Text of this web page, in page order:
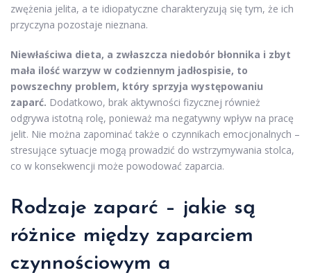
zwężenia jelita, a te idiopatyczne charakteryzują się tym, że ich
przyczyna pozostaje nieznana.
Niewłaściwa dieta, a zwłaszcza niedobór błonnika i zbyt
mała ilość warzyw w codziennym jadłospisie, to
powszechny problem, który sprzyja występowaniu
zaparć. Dodatkowo, brak aktywności fizycznej również
odgrywa istotną rolę, ponieważ ma negatywny wpływ na pracę
jelit. Nie można zapominać także o czynnikach emocjonalnych –
stresujące sytuacje mogą prowadzić do wstrzymywania stolca,
co w konsekwencji może powodować zaparcia.
Rodzaje zaparć – jakie są
różnice między zaparciem
czynnościowym a